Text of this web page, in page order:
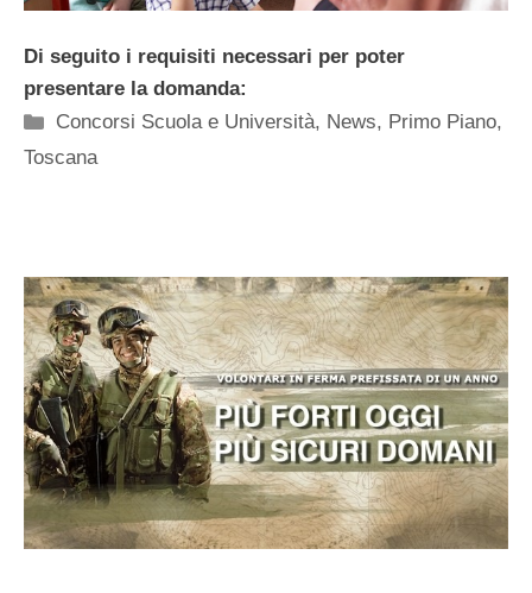
Di seguito i requisiti necessari per poter
presentare la domanda:
Categorie
Concorsi Scuola e Università, News, Primo Piano,
Toscana